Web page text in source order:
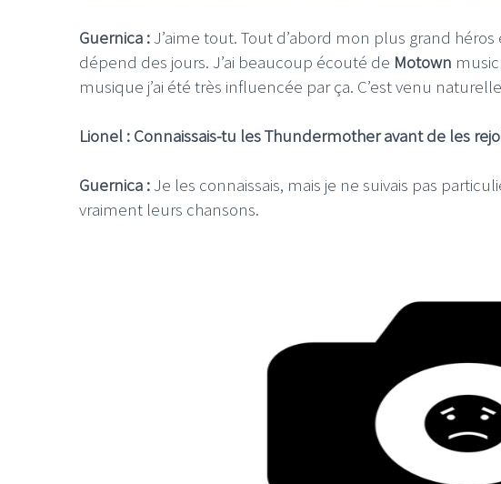
Guernica : J’aime tout. Tout d’abord mon plus grand héros
dépend des jours. J’ai beaucoup écouté de Motown
musique j’ai été très influencée par ça. C’est venu
Lionel : Connaissais-tu les Thundermother avant de les
Guernica : Je les connaissais, mais je ne suivais pas
vraiment leurs chansons.